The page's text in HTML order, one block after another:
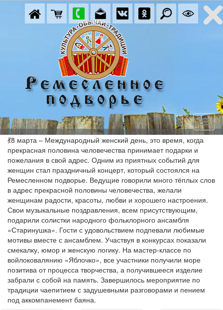
💃8 марта – Международный женский день, это время, когда
прекрасная половина человечества принимает подарки и
пожелания в свой адрес. Одним из приятных событий для
женщин стал праздничный концерт, который состоялся на
Ремесленном подворье. Ведущие говорили много тёплых слов
в адрес прекрасной половины человечества, желали
женщинам радости, красоты, любви и хорошего настроения.
Свои музыкальные поздравления, всем присутствующим,
подарили солистки народного фольклорного ансамбля
«Старинушка». Гости с удовольствием подпевали любимые
мотивы вместе с ансамблем. Участвуя в конкурсах показали
смекалку, юмор и женскую логику. На мастер-классе по
войлоковалянию «Яблочко», все участники получили море
позитива от процесса творчества, а получившееся изделие
забрали с собой на память. Завершилось мероприятие по
традиции чаепитием с задушевными разговорами и пением
под аккомпанемент баяна.